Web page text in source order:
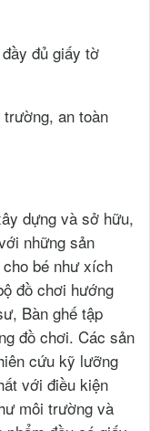
đủ giấy tờ
an toàn
dựng và sở hữu,
những sản
bé như xích
đồ chơi hướng
Bàn ghế tập
đồ chơi. Các sản
cứu kỹ lưỡng
với điều kiện
môi trường và